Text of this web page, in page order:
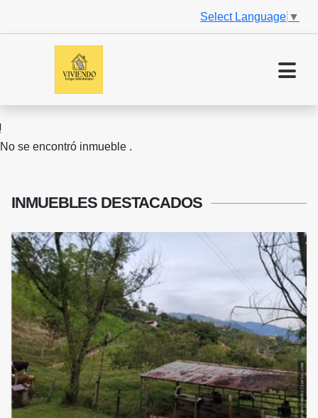
Select Language ▼
No se encontró inmueble .
INMUEBLES DESTACADOS